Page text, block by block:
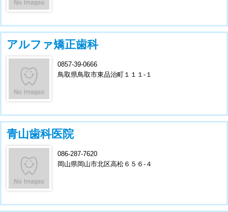
アルファ矯正歯科
0857-39-0666
鳥取県鳥取市東品治町１１１-１
青山歯科医院
086-287-7620
岡山県岡山市北区高松６５６-４